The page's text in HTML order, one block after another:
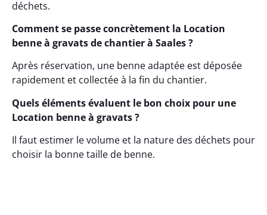
déchets.
Comment se passe concrètement la Location
benne à gravats de chantier à Saales ?
Après réservation, une benne adaptée est déposée
rapidement et collectée à la fin du chantier.
Quels éléments évaluent le bon choix pour une
Location benne à gravats ?
Il faut estimer le volume et la nature des déchets pour
choisir la bonne taille de benne.